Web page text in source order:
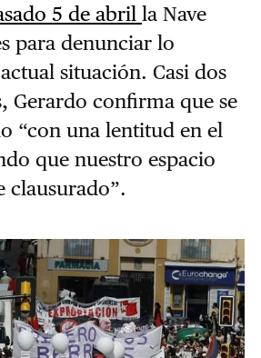
5 de abril la Nave
para denunciar lo
situación. Casi dos
Gerardo confirma que se
“con una lentitud en el
que nuestro espacio
clausurado”.